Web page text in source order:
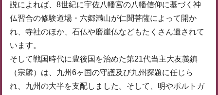
説によれば、8世紀に宇佐八幡宮の八幡信仰に基づく神
仏習合の修験道場・六郷満山が仁聞菩薩によって開か
れ、寺社のほか、石仏や磨崖仏などもたくさん遺されて
います。
そして戦国時代に豊後国を治めた第21代当主大友義鎮
（宗麟）は、九州6ヶ国の守護及び九州探題に任じら
れ、九州の大半を支配しました。そして、明やポルトガ